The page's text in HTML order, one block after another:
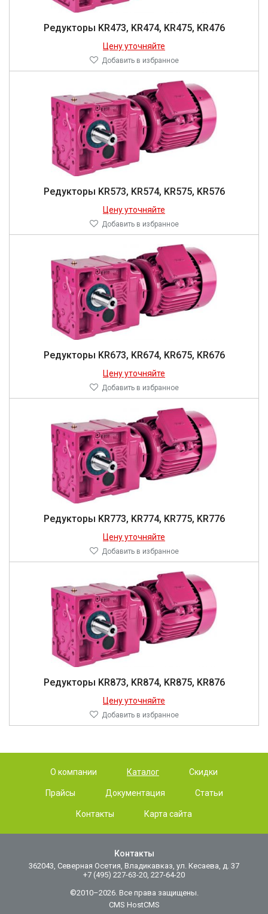
Редукторы KR473, KR474, KR475, KR476
Цену уточняйте
Добавить в избранное
Редукторы KR573, KR574, KR575, KR576
Цену уточняйте
Добавить в избранное
Редукторы KR673, KR674, KR675, KR676
Цену уточняйте
Добавить в избранное
Редукторы KR773, KR774, KR775, KR776
Цену уточняйте
Добавить в избранное
Редукторы KR873, KR874, KR875, KR876
Цену уточняйте
Добавить в избранное
О компании Каталог Скидки
Прайсы Документация Статьи
Контакты Карта сайта
Контакты
362043, Северная Осетия, Владикавказ, ул. Кесаева, д. 37
+7 (495) 227-63-20, 227-64-20
©2010–2026. Все права защищены.
CMS HostCMS